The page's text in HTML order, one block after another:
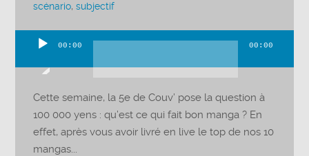
scénario,subjectif
audio
00:00 00:00
Cette semaine, la 5e de Couv’ pose la question à
100 000 yens : qu’est ce qui fait bon manga ? En
effet, après vous avoir livré en live le top de nos 10
mangas...